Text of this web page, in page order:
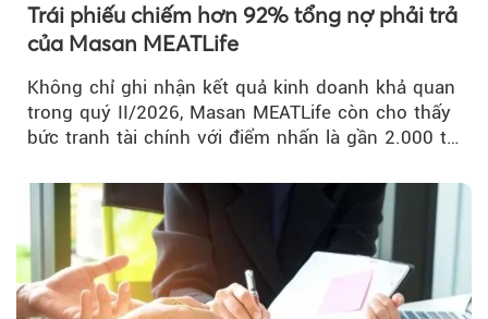
Trái phiếu chiếm hơn 92% tổng nợ phải trả
của Masan MEATLife
Không chỉ ghi nhận kết quả kinh doanh khả quan
trong quý II/2026, Masan MEATLife còn cho thấy
bức tranh tài chính với điểm nhấn là gần 2.000 tỷ